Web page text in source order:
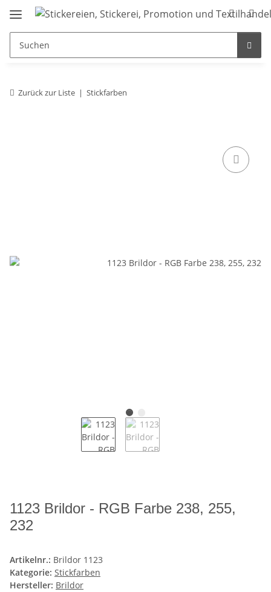
Zurück zur Liste Stickfarben
1123 Brildor - RGB Farbe 238, 255,
232
Artikelnr.: Brildor 1123
Kategorie: Stickfarben
Hersteller: Brildor